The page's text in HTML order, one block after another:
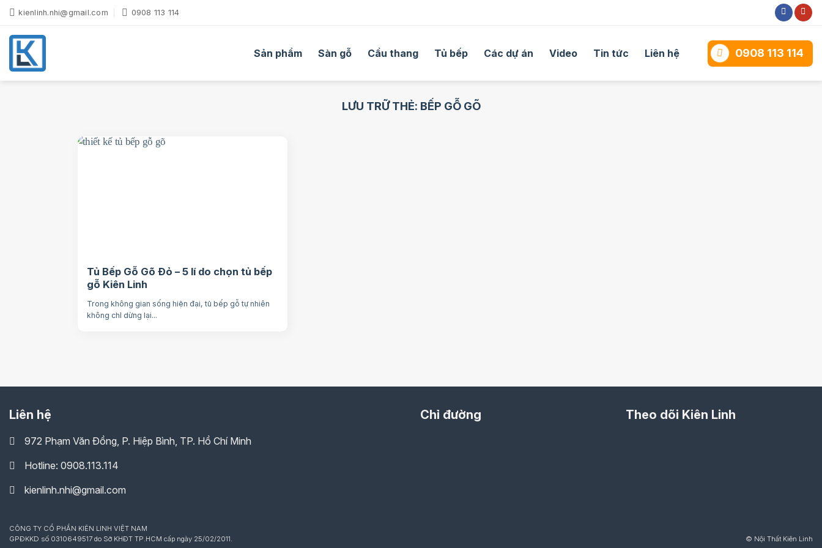
Bỏ
nội
dung
kienlinh.nhi@gmail.com 0908 113 114
Sản phẩm Sàn gỗ Cầu thang Tủ bếp Các dự án Video Tin tức Liên hệ 0908 113 114
LƯU TRỮ THẺ: BẾP GỖ GÕ
Tủ Bếp Gỗ Gõ Đỏ – 5 lí do chọn tủ bếp
gỗ Kiên Linh
Trong không gian sống hiện đại, tủ bếp gỗ tự nhiên
không chỉ dừng lại...
Liên hệ
972 Phạm Văn Đồng, P. Hiệp Bình, TP. Hồ Chí Minh
Hotline: 0908.113.114
kienlinh.nhi@gmail.com
Chỉ đường Theo dõi Kiên Linh
CÔNG TY CỔ PHẦN KIÊN LINH VIỆT NAM
GPĐKKD số 0310649517 do Sở KHĐT TP.HCM cấp ngày 25/02/2011.
© Nội Thất Kiên Linh